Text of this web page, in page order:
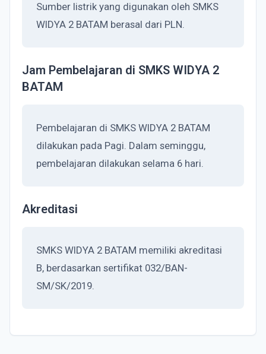
Sumber listrik yang digunakan oleh SMKS
WIDYA 2 BATAM berasal dari PLN.
Jam Pembelajaran di SMKS WIDYA 2
BATAM
Pembelajaran di SMKS WIDYA 2 BATAM
dilakukan pada Pagi. Dalam seminggu,
pembelajaran dilakukan selama 6 hari.
Akreditasi
SMKS WIDYA 2 BATAM memiliki akreditasi
B, berdasarkan sertifikat 032/BAN-
SM/SK/2019.